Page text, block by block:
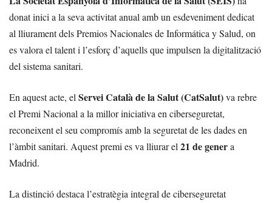
donat inici a la seva activitat anual amb un esdeveniment dedicat
al lliurament dels Premios Nacionales de Informática y Salud, on
es valora el talent i l’esforç d’aquells que impulsen la digitalització
del sistema sanitari.
En aquest acte, el Servei Català de la Salut (CatSalut)va rebre
el Premi Nacional a la millor iniciativa en ciberseguretat,
reconeixent el seu compromís amb la seguretat de les dades en
l’àmbit sanitari. Aquest premi es va lliurar el 21 de genera
Madrid.
La distinció destaca l’estratègia integral de ciberseguretat